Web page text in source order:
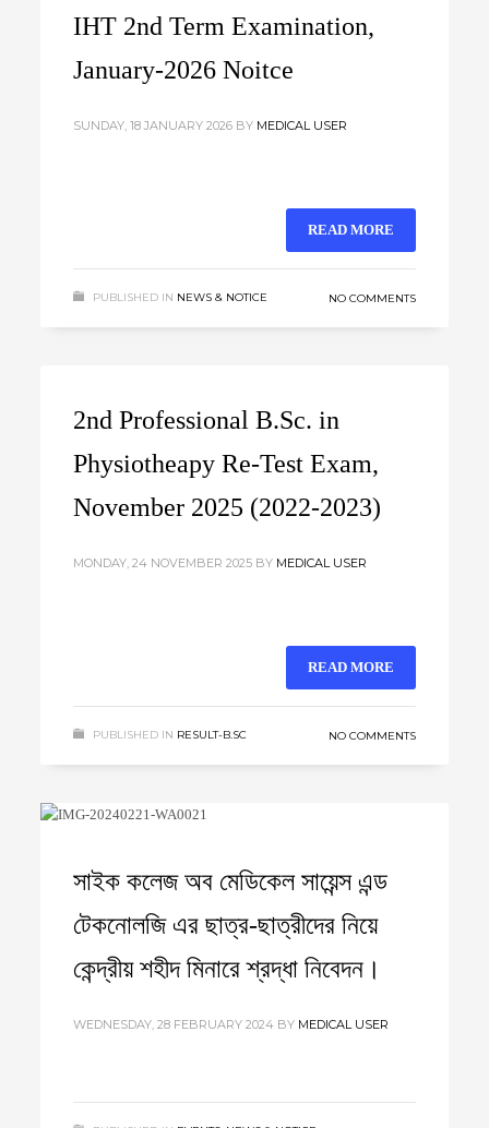
IHT 2nd Term Examination,
January-2026 Noitce
SUNDAY, 18 JANUARY 2026 BY MEDICAL USER
READ MORE
PUBLISHED IN NEWS & NOTICE NO COMMENTS
2nd Professional B.Sc. in
Physiotheapy Re-Test Exam,
November 2025 (2022-2023)
MONDAY, 24 NOVEMBER 2025 BY MEDICAL USER
READ MORE
PUBLISHED IN RESULT-B.SC NO COMMENTS
সাইক কলেজ অব মেডিকেল সায়েন্স এন্ড
টেকনোলজি এর ছাত্র-ছাত্রীদের নিয়ে
কেন্দ্রীয় শহীদ মিনারে শ্রদ্ধা নিবেদন।
WEDNESDAY, 28 FEBRUARY 2024 BY MEDICAL USER